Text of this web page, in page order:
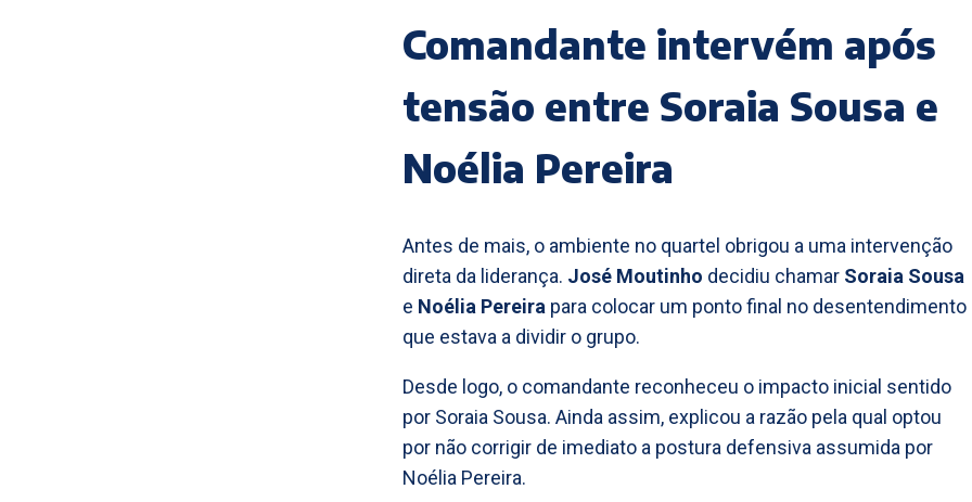
Comandante intervém após
tensão entre Soraia Sousa e
Noélia Pereira
Antes de mais, o ambiente no quartel obrigou a uma intervenção
direta da liderança. José Moutinho decidiu chamar Soraia Sousa
e Noélia Pereira para colocar um ponto final no desentendimento
que estava a dividir o grupo.
Desde logo, o comandante reconheceu o impacto inicial sentido
por Soraia Sousa. Ainda assim, explicou a razão pela qual optou
por não corrigir de imediato a postura defensiva assumida por
Noélia Pereira.